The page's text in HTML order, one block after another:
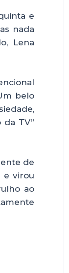
e
nada
Lena
belo
TV”
de
e virou
ao